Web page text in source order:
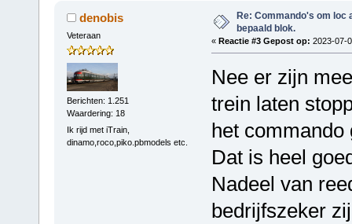
denobis
Veteraan
Berichten: 1.251
Waardering: 18
Ik rijd met iTrain,
dinamo,roco,piko.pbmodels etc.
Re: Commando's om loc
bepaald blok.
« Reactie #3 Gepost op: 2023-07-
Nee er zijn
trein laten
het commando
Dat is heel
Nadeel van
bedrijfszeker